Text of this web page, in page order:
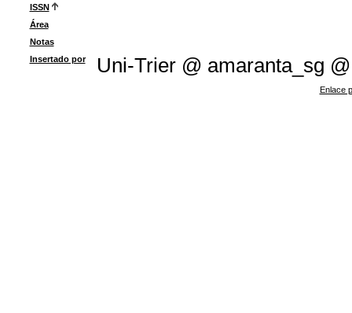
ISSN
Área
Notas
Insertado por
Uni-Trier @ amaranta_sg @
Enlace